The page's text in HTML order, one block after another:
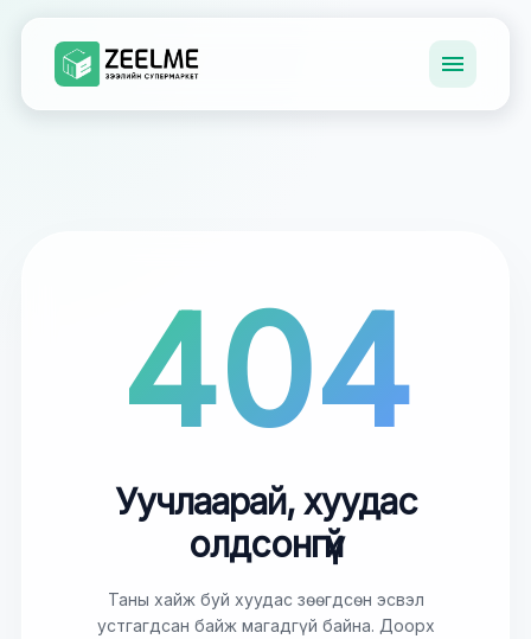
404
Уучлаарай, хуудас
олдсонгүй
Таны хайж буй хуудас зөөгдсөн эсвэл
устгагдсан байж магадгүй байна. Доорх